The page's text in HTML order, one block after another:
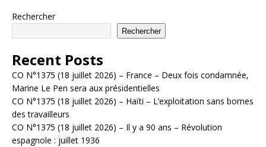
Rechercher
Rechercher
Recent Posts
CO N°1375 (18 juillet 2026) – France – Deux fois condamnée,
Marine Le Pen sera aux présidentielles
CO N°1375 (18 juillet 2026) – Haïti – L’exploitation sans bornes
des travailleurs
CO N°1375 (18 juillet 2026) – Il y a 90 ans – Révolution
espagnole : juillet 1936